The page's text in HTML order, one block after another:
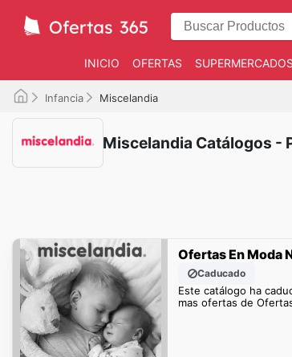
INICIO OFERTAS SUPERMERCADOS
Infancia Miscelandia
Miscelandia Catálogos -
Ofertas En Moda
Caducado
Este catálogo ha
mas ofertas de